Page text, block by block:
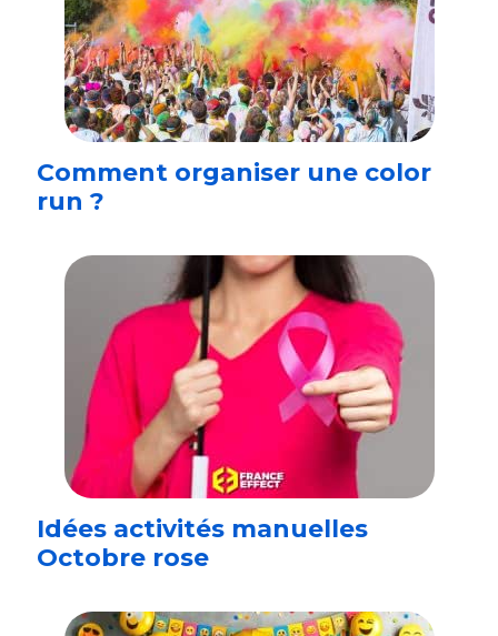
Comment organiser une color
run ?
Idées activités manuelles
Octobre rose